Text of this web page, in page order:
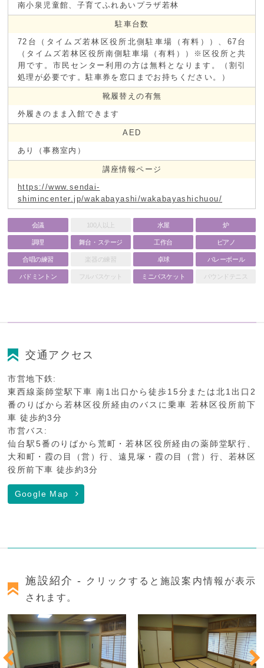
南小泉児童館、子育てふれあいプラザ若林
駐車台数
72台（タイムズ若林区役所北側駐車場（有料））、67台
（タイムズ若林区役所南側駐車場（有料））※区役所と共
用です。市民センター利用の方は無料となります。（割引
処理が必要です。駐車券を窓口までお持ちください。）
靴履替えの有無
外履きのまま入館できます
AED
あり（事務室内）
講座情報ページ
https://www.sendai-
shimincenter.jp/wakabayashi/wakabayashichuou/
会議 100人以上 水屋 炉
調理 舞台・ステージ 工作台 ピアノ
合唱の練習 楽器の練習 卓球 バレーボール
バドミントン フルバスケット ミニバスケット バウンドテニス
交通アクセス
市営地下鉄:
東西線薬師堂駅下車 南1出口から徒歩15分または北1出口2
番のりばから若林区役所経由のバスに乗車 若林区役所前下
車 徒歩約3分
市営バス:
仙台駅5番のりばから荒町・若林区役所経由の薬師堂駅行、
大和町・霞の目（営）行、遠見塚・霞の目（営）行、若林区
役所前下車 徒歩約3分
Google Map
施設紹介 -
クリックすると施設案内情報が表示
されます。